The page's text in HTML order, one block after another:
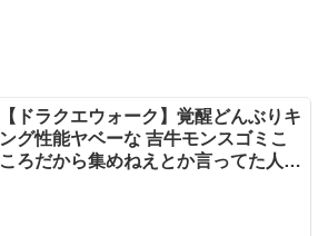
【ドラクエウォーク】覚醒どんぶりキ
ング性能ヤベーな 吉牛モンスゴミこ
ころだから集めねえとか言ってた人涙